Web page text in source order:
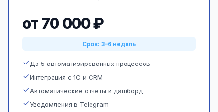
от 70 000 ₽
Срок: 3–6 недель
До 5 автоматизированных процессов
Интеграция с 1С и CRM
Автоматические отчёты и дашборд
Уведомления в Telegram